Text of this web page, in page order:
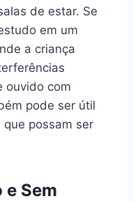
de estar. Se
em um
a criança
ouvido com
pode ser útil
possam ser
e Sem